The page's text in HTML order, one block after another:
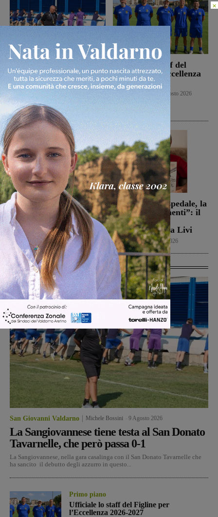
La Sangiovannese tiene
testa al San Donato
Tavarnelle, che però
passa 0-1
San Giovanni Valdarno
9 Agosto 2026
Ufficiale lo staff del
Figline per l’Eccellenza
2026-2027
Primo piano 9 Agosto 2026
Campionato di serie D,
domani i calendari
Calcio 9 Agosto 2026
Dal treno all’ospedale, la
vita in “Frammenti”: il
primo libro del
valdarnese Luca Livi
Cultura 9 Agosto 2026
Ultime Calcio
San Giovanni Valdarno Michele Bossini 9 Agosto 2026
La Sangiovannese tiene testa al San Donato
Tavarnelle, che però passa 0-1
La Sangiovannese, nella gara casalinga con il San Donato Tavarnelle che
ha sancito il debutto degli azzurro in questo...
Primo piano
Ufficiale lo staff del Figline per
l’Eccellenza 2026-2027
×